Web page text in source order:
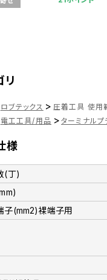
リ
ロブテックス > 圧着工具 使
電工工具/用品 > ターミナルプ
様
(丁)
子(mm2)裸端子用